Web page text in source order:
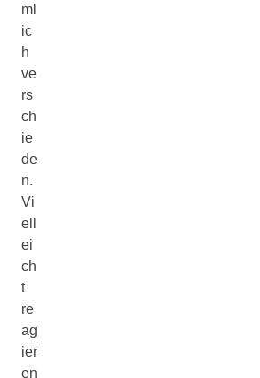
ml
ic
h
ve
rs
ch
ie
de
n.
Vi
ell
ei
ch
t
re
ag
ier
en